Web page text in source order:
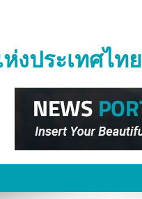
ประเทศไทย